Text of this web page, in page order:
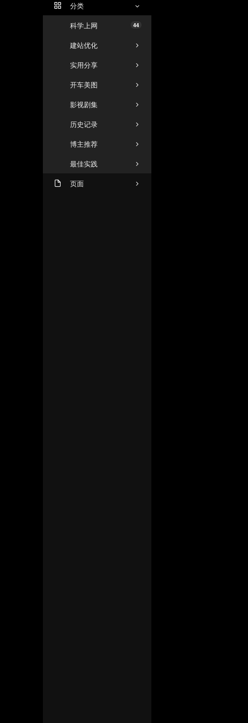
分类
44
科学上网
建站优化
实用分享
开车美图
影视剧集
历史记录
博主推荐
最佳实践
页面